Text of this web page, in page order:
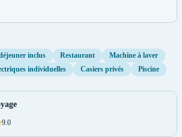
inclus Restaurant
Machine à laver
individuelles Casiers privés Piscine
9.0